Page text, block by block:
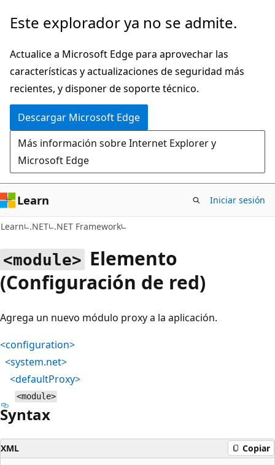
Ir
contenido
principal
Este explorador ya no se admite.
Actualice a Microsoft Edge para aprovechar las
características y actualizaciones de seguridad más
recientes, y disponer de soporte técnico.
Descargar Microsoft Edge
Más información sobre Internet Explorer y
Microsoft Edge
Learn Iniciar sesión
Learn .NET .NET Framework
<module> Elemento
(Configuración de red)
Agrega un nuevo módulo proxy a la aplicación.
<configuration>
<system.net>
<defaultProxy>
<module>
Syntax
XML Copiar